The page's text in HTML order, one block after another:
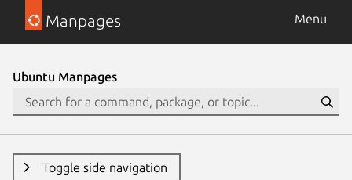
Manpages Menu
Ubuntu Manpages
Toggle side navigation